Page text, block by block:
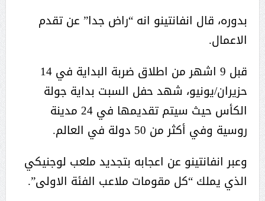
بدوره، قال انفانتينو انه “راض جدا” عن تقدم
الاعمال.
قبل 9 اشهر من اطلاق ضربة البداية في 14
حزيران/يونيو، شهد حفل السبت بداية جولة
الكأس حيث سيتم تقديمها في 24 مدينة
روسية وفي أكثر من 50 دولة في العالم.
وعبر انفانتينو عن اعجابه بتجديد ملعب لوجنيكي
الذي يملك “كل مقومات ملاعب الفئة الاولى”.